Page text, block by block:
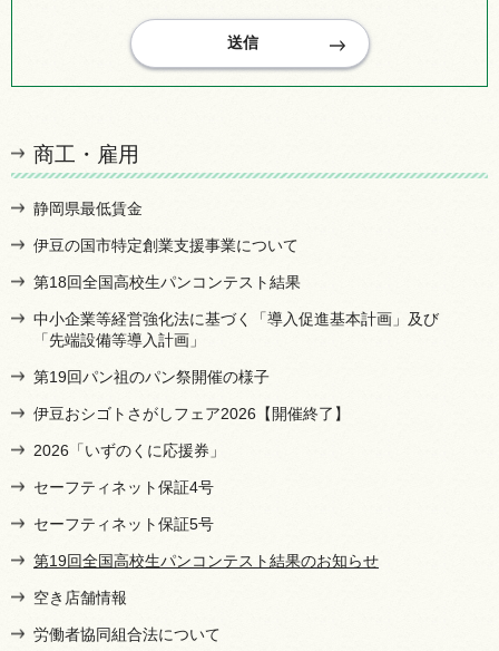
商工・雇用
静岡県最低賃金
伊豆の国市特定創業支援事業について
第18回全国高校生パンコンテスト結果
中小企業等経営強化法に基づく「導入促進基本計画」及び
「先端設備等導入計画」
第19回パン祖のパン祭開催の様子
伊豆おシゴトさがしフェア2026【開催終了】
2026「いずのくに応援券」
セーフティネット保証4号
セーフティネット保証5号
第19回全国高校生パンコンテスト結果のお知らせ
空き店舗情報
労働者協同組合法について